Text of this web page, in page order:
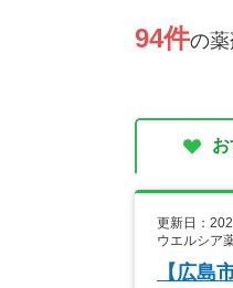
94件の薬
更新日：
ウエルシア
【広島